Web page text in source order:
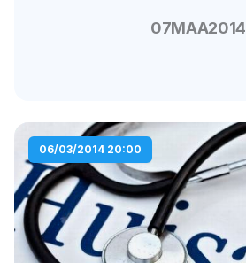
07MAA2014
06/03/2014 20:00